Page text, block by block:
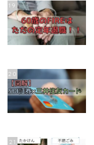
19
20
21